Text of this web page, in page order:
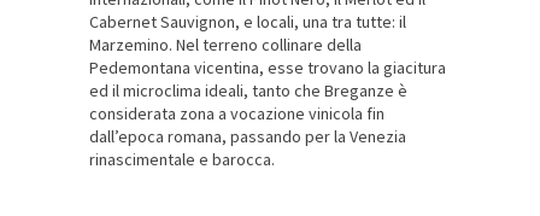
Cabernet Sauvignon, e locali, una tra tutte: il
Marzemino. Nel terreno collinare della
Pedemontana vicentina, esse trovano la giacitura
ed il microclima ideali, tanto che Breganze è
considerata zona a vocazione vinicola fin
dall’epoca romana, passando per la Venezia
rinascimentale e barocca.